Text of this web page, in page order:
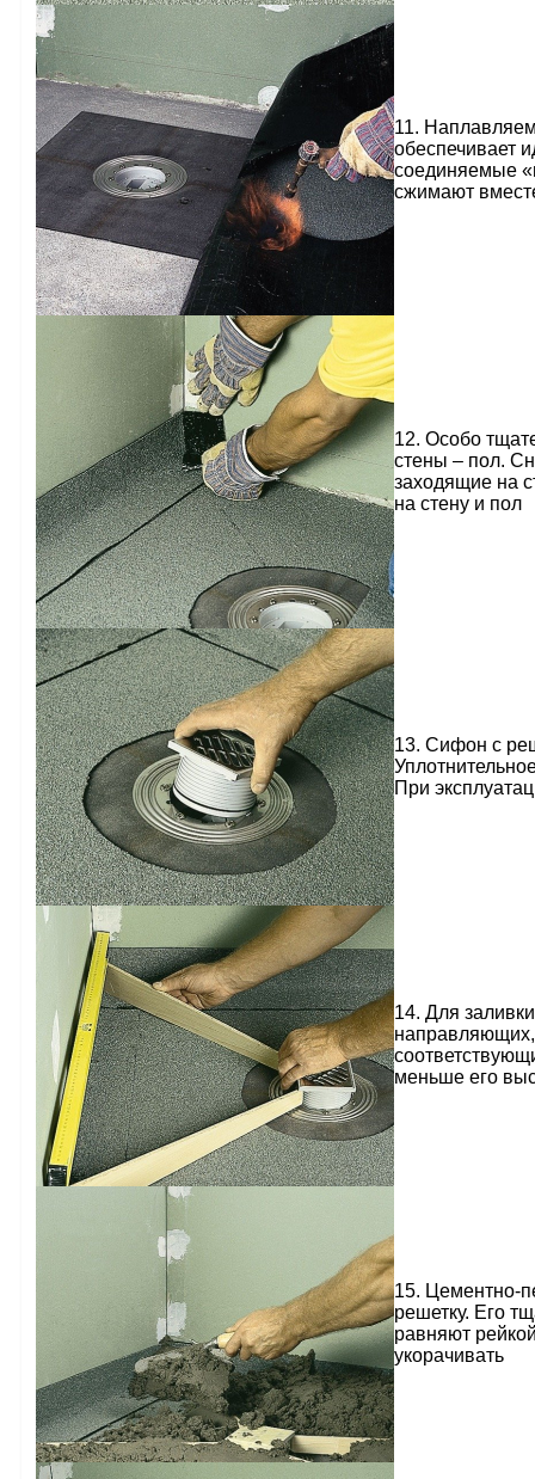
11.
обеспечивает
соединяемые
сжимают
12. Особо
стены – пол.
заходящие на
на стену и пол
13. Сифон с
При
14. Для
меньше его
15. Цементно-
решетку. Его
равняют
укорачивать